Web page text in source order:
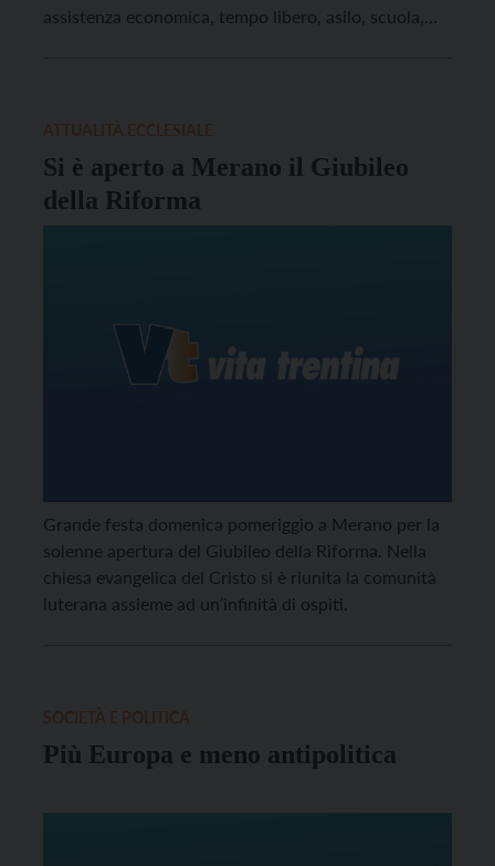
assistenza economica, tempo libero, asilo, scuola,
Si è aperto a Merano il Giubileo
della Riforma
Grande festa domenica pomeriggio a Merano per la
solenne apertura del Giubileo della Riforma. Nella
chiesa evangelica del Cristo si è riunita la comunità
luterana assieme ad un’infinità di ospiti.
Più Europa e meno antipolitica